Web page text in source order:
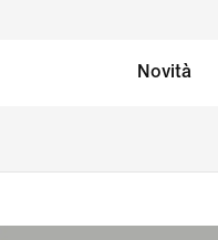
Novità